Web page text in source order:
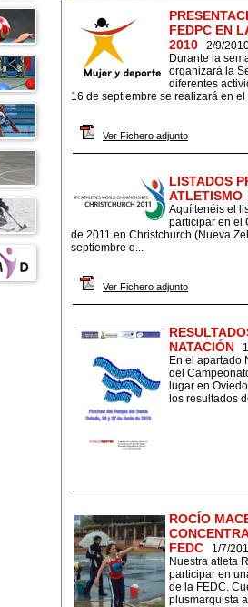
FEDPC EN
2010
2/9/
Durante la
organizará la
diferentes
16 de septiembre se realizará en el
Ver Fichero adjunto
LISTADOS
ATLETISMO
Aquí tenéis el
participar en el
de 2011 en Christchurch (Nueva
septiembre q...
Ver Fichero adjunto
NATACIÓN
En el apartado
del
lugar en
los resultados
ROCÍO
FEDC
1/7/
Nuestra atleta
participar en
de la FEDC.
plusmarquista